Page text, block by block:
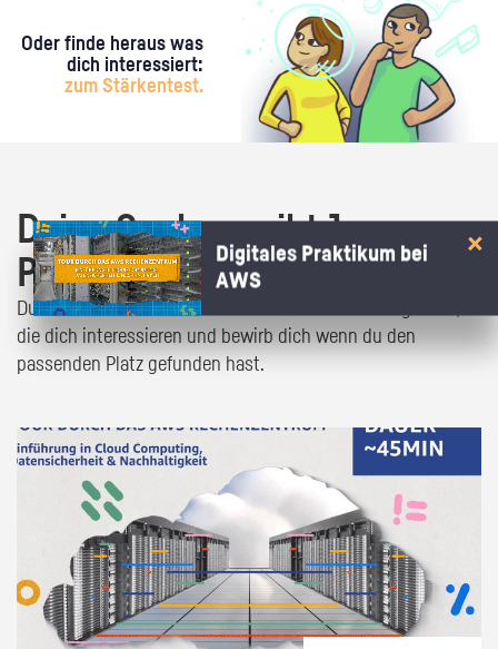
Oder finde heraus was
dich interessiert:
zum Stärkentest.
Deine Suche ergibt 1
Praktikumsangebot!
Du bist fast da! Klick dich durch die Praktikumsangebote,
die dich interessieren und bewirb dich wenn du den
passenden Platz gefunden hast.
Digitales Praktikum bei
AWS